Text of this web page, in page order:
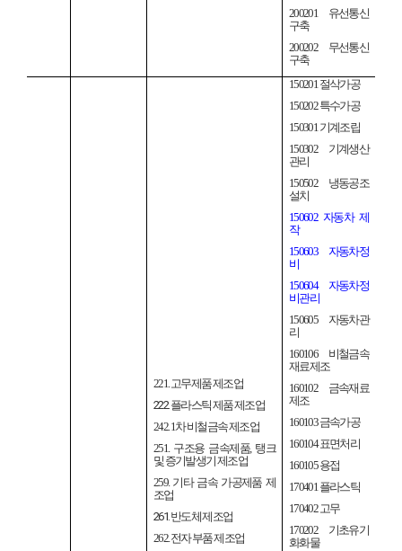
200201 유선통신
구축
200202 무선통신
구축
221.고무제품 제조업
222.플라스틱 제품 제조업
242. 1차 비철금속 제조업
251. 구조용 금속제품, 탱크
및 증기발생기 제조업
259. 기타 금속 가공제품 제
조업
261.반도체 제조업
262.전자 부품 제조업
150201절삭가공
150202특수가공
150301기계조립
150302 기계생산
관리
150502 냉동공조
설치
150602 자동차 제
작
150603 자동차정
비
150604 자동차정
비관리
150605 자동차관
리
160106 비철금속
재료제조
160102 금속재료
제조
160103금속가공
160104표면처리
160105용접
170401플라스틱
170402고무
170202 기초유기
화화물